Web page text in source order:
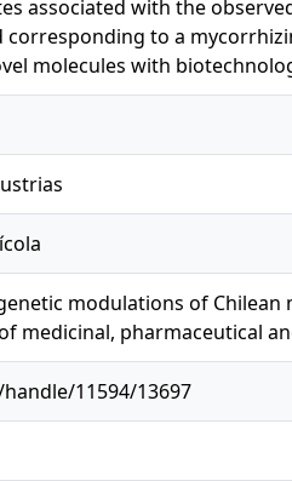
associated with the
to a
molecules with
modulations of
medicinal, pharmaceutical
11594/13697